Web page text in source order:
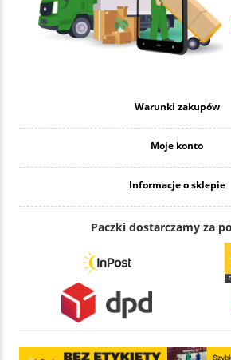
Warunki zakupów
Moje konto
Informacje o sklepie
Paczki dostarczamy za